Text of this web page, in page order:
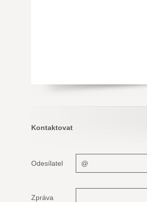
Kontaktovat
Odesílatel
Zpráva